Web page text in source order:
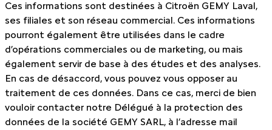
Ces informations sont destinées à Citroën GEMY Laval,
ses filiales et son réseau commercial. Ces informations
pourront également être utilisées dans le cadre
d’opérations commerciales ou de marketing, ou mais
également servir de base à des études et des analyses.
En cas de désaccord, vous pouvez vous opposer au
traitement de ces données. Dans ce cas, merci de bien
vouloir contacter notre Délégué à la protection des
données de la société GEMY SARL, à l’adresse mail